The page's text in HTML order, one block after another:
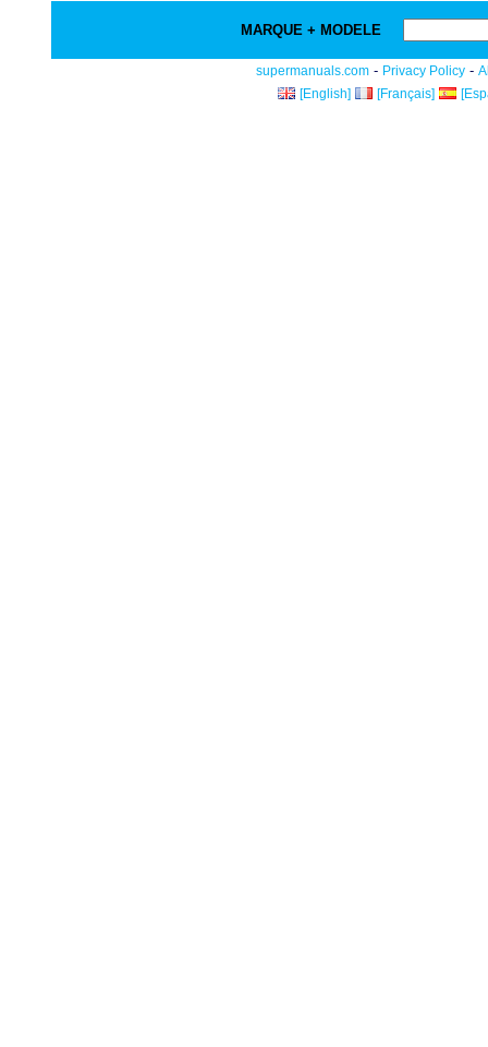
MARQUE + MODELE
supermanuals.com - Privacy Policy -
[English]
[Français]